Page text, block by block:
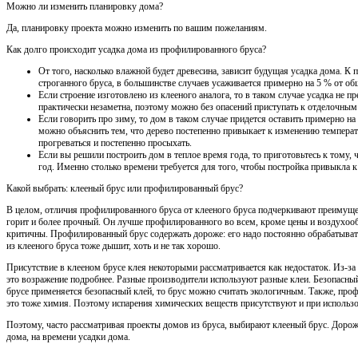
Можно ли изменить планировку дома?
Да, планировку проекта можно изменить по вашим пожеланиям.
Как долго происходит усадка дома из профилированного бруса?
От того, насколько влажной будет древесина, зависит будущая усадка дома.
строганного бруса, в большинстве случаев усаживается примерно на 5 % от
Если строение изготовлено из клееного аналога, то в таком случае усадка
практически незаметна, поэтому можно без опасений приступать к
Если говорить про зиму, то дом в таком случае придется оставить примерно
можно объяснить тем, что дерево постепенно привыкает к изменению
прогреваться и постепенно просыхать.
Если вы решили построить дом в теплое время года, то приготовьтесь к
год. Именно столько времени требуется для того, чтобы постройка привыкла
Какой выбрать: клееный брус или профилированный брус?
В целом, отличия профилированного бруса от клееного бруса подчеркивают
горит и более прочный. Он лучше профилированного во всем, кроме цены и
критичны. Профилированный брус содержать дороже: его надо постоянно
из клееного бруса тоже дышит, хоть и не так хорошо.
Присутствие в клееном брусе клея некоторыми рассматривается как недостаток. Из-
это возражение подробнее. Разные производители используют разные клеи.
брусе применяется безопасный клей, то брус можно считать экологичным. Также,
это тоже химия. Поэтому испарения химических веществ присутствуют и при
Поэтому, часто рассматривая проекты домов из бруса, выбирают клееный брус.
дома, на времени усадки дома.